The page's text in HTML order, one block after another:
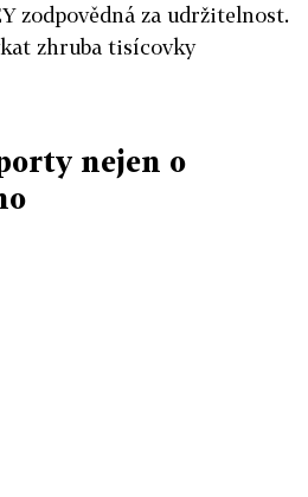
zodpovědná za udržitelnost.
zhruba tisícovky
nejen o